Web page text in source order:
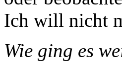
Ich will nicht
Wie ging es